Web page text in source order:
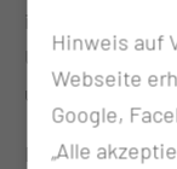
inzwischen neu
Universität
untrennbar
Der Verein
Hinweis auf
Webseite
Google,
„Alle